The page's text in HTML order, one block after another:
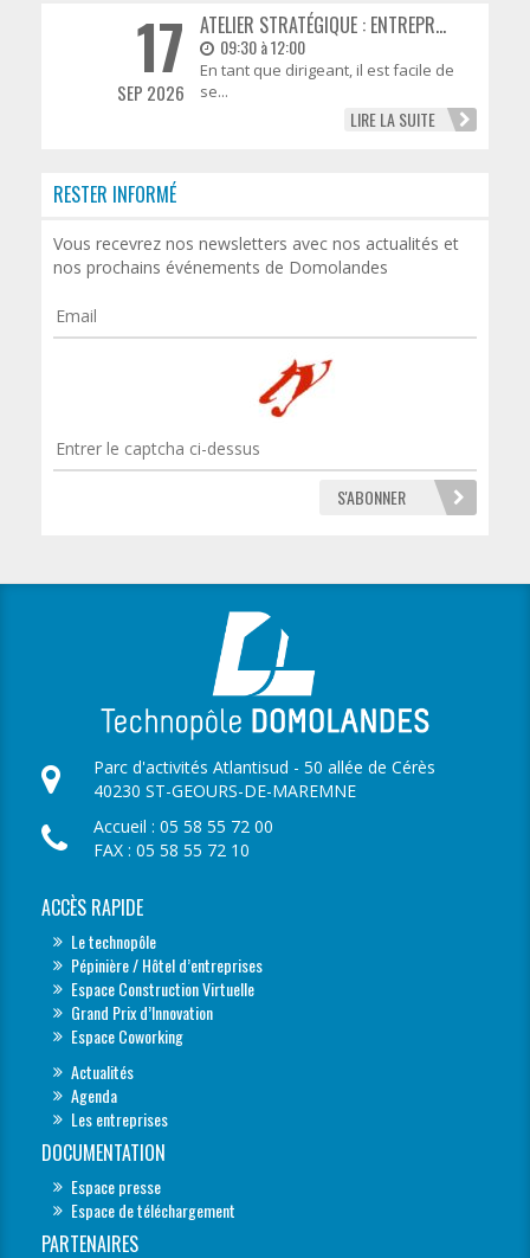
17
SEP 2026
ATELIER STRATÉGIQUE : ENTREPR...
09:30 à 12:00
En tant que dirigeant, il est facile de
se...
LIRE LA SUITE
RESTER INFORMÉ
Vous recevrez nos newsletters avec nos actualités et
nos prochains événements de Domolandes
Parc d'activités Atlantisud - 50 allée de Cérès
40230 ST-GEOURS-DE-MAREMNE
Accueil : 05 58 55 72 00
FAX : 05 58 55 72 10
ACCÈS RAPIDE
Le technopôle
Pépinière / Hôtel d’entreprises
Espace Construction Virtuelle
Grand Prix d’Innovation
Espace Coworking
Actualités
Agenda
Les entreprises
DOCUMENTATION
Espace presse
Espace de téléchargement
PARTENAIRES